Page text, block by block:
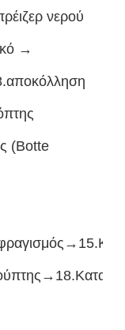
νερού
→
(Botte